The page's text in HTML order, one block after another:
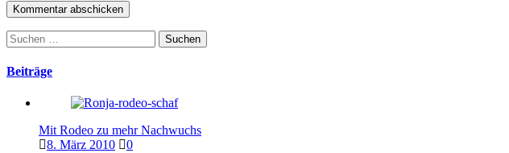
Suchen
nach:
Beiträge
Mit Rodeo zu mehr Nachwuchs
8. März 2010
0